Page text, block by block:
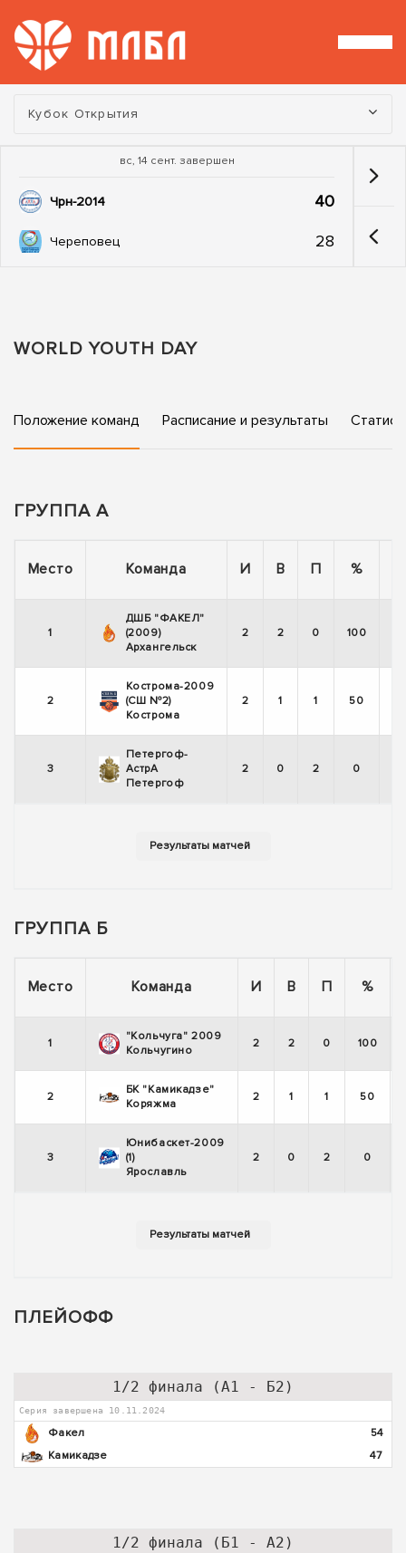
Турнир:
Кубок Открытия
вс, 14 сент. завершен
Чрн-2014 40
Череповец 28
WORLD YOUTH DAY
Положение команд Расписание и результаты
ГРУППА А
Место Команда И В П %
1
ДШБ "ФАКЕЛ"
(2009)
Архангельск
2 2 0 100
2
Кострома-2009
(СШ №2)
Кострома
2 1 1 50
3
Петергоф-
АстрА
Петергоф
2 0 2 0
ГРУППА Б
Место Команда И В П %
1
"Кольчуга" 2009
Кольчугино
2 2 0 100
2
БК "Камикадзе"
Коряжма
2 1 1 50
3
Юнибаскет-2009
(1)
Ярославль
2 0 2 0
ПЛЕЙОФФ
1/2 финала (А1 - Б2)
Серия завершена 10.11.2024
Факел
54
Камикадзе
47
1/2 финала (Б1 - А2)